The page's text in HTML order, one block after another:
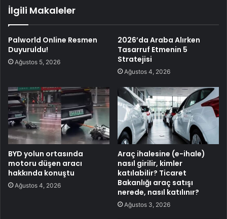
İlgili Makaleler
Palworld Online Resmen
Duyuruldu!
Ağustos 5, 2026
2026’da Araba Alırken
Tasarruf Etmenin 5
Stratejisi
Ağustos 4, 2026
BYD yolun ortasında
motoru düşen aracı
hakkında konuştu
Ağustos 4, 2026
Araç ihalesine (e-ihale)
nasıl girilir, kimler
katılabilir? Ticaret
Bakanlığı araç satışı
nerede, nasıl katılınır?
Ağustos 3, 2026